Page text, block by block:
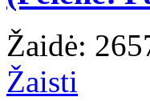
Žaidė:
Žaisti